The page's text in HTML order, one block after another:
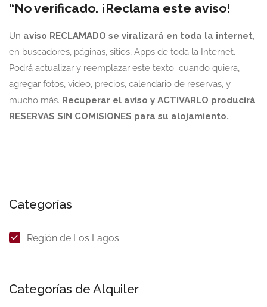
“No verificado. ¡Reclama este aviso!
Un aviso RECLAMADO se viralizará en toda la internet,
en buscadores, páginas, sitios, Apps de toda la Internet.
Podrá actualizar y reemplazar este texto cuando quiera,
agregar fotos, video, precios, calendario de reservas, y
mucho más. Recuperar el aviso y ACTIVARLO producirá
RESERVAS SIN COMISIONES para su alojamiento.
Categorías
Región de Los Lagos
Categorías de Alquiler